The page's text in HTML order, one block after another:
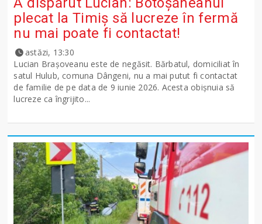
plecat la Timiș să lucreze în fermă
nu mai poate fi contactat!
astăzi, 13:30
Lucian Brașoveanu este de negăsit. Bărbatul, domiciliat în
satul Hulub, comuna Dângeni, nu a mai putut fi contactat
de familie de pe data de 9 iunie 2026. Acesta obișnuia să
lucreze ca îngrijito...